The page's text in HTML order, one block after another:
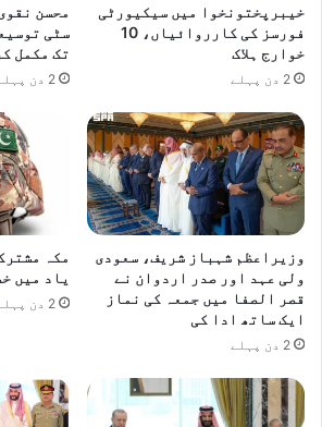
ی
م
ی
ت
ک
ا
ا
ع
ہ
خیبرپختونخوا میں سیکیورٹی
فورسز کی کارروائیاں، 10
خوارج ہلاک
2 دن پہلے
محسن
تک مکمل
2 دن پہلے
وزیراعظم شہباز شریف، سعودی
ولی عہد اور صدر اردوان نے
قصر الصفا میں جمعہ کی نماز
ایک ساتھ ادا کی
2 دن پہلے
مکہ
یاد میں
2 دن پہلے